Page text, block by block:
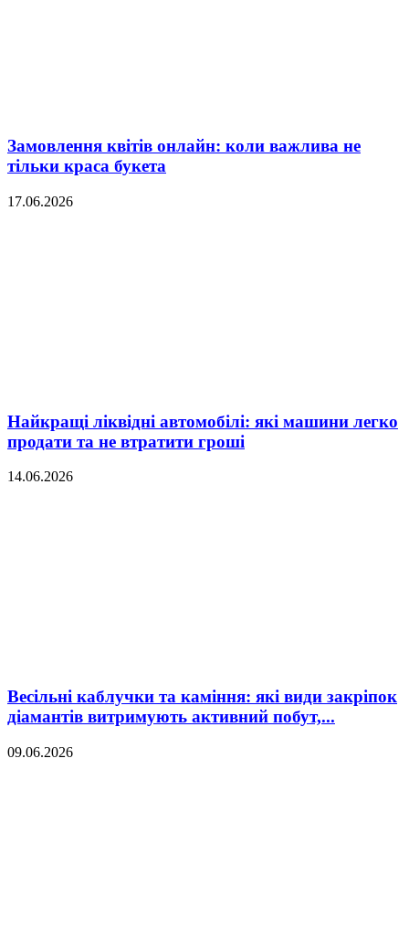
Замовлення квітів онлайн: коли важлива не
тільки краса букета
17.06.2026
Найкращі ліквідні автомобілі: які машини легко
продати та не втратити гроші
14.06.2026
Весільні каблучки та каміння: які види закріпок
діамантів витримують активний побут,...
09.06.2026